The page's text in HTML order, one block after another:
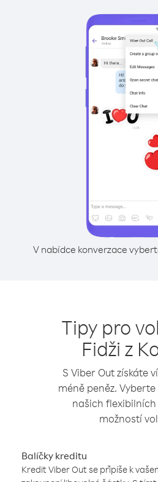
V nabídce konverzace
Tipy pro
Fidži z
S Viber Out získáte
méně peněz. Vyberte
našich flexibilních
možností
Balíčky kreditu
Kredit Viber Out se připíše k